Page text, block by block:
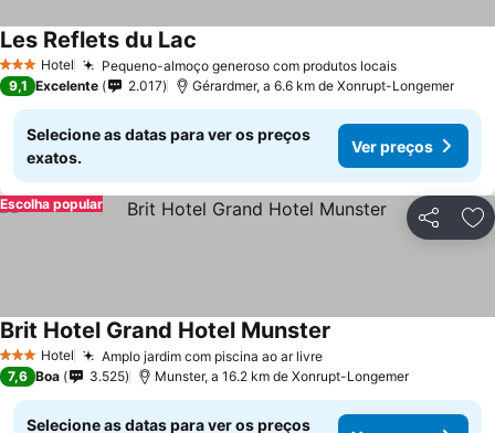
3 EstrelasHotel Pequeno-almoço generoso com produtos locaisVer preços
Les Reflets du Lac
9,1 Excelente 2.017 Gérardmer, a 6.6 km de Xonrupt-Longemer
Selecione as datas para ver os preços
exatos.
Ver preços
Partilhar
Escolha popular
3 EstrelasHotel Amplo jardim com piscina ao ar livreVer preços
Brit Hotel Grand Hotel Munster
7,6 Boa 3.525 Munster, a 16.2 km de Xonrupt-Longemer
Selecione as datas para ver os preços